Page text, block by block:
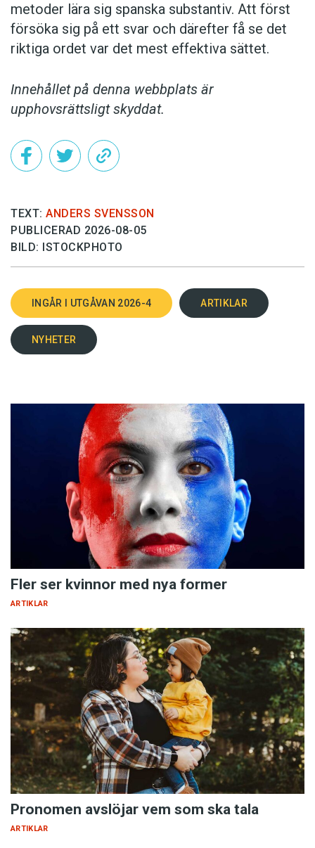
metoder lära sig spanska substantiv. Att först
försöka sig på ett svar och därefter få se det
riktiga ordet var det mest effektiva sättet.
Innehållet på denna webbplats är
upphovsrättsligt skyddat.
TEXT: ANDERS SVENSSON
PUBLICERAD 2026-08-05
BILD: ISTOCKPHOTO
INGÅR I UTGÅVAN 2026-4 ARTIKLAR
NYHETER
Fler ser kvinnor med nya former
ARTIKLAR
Pronomen avslöjar vem som ska tala
ARTIKLAR